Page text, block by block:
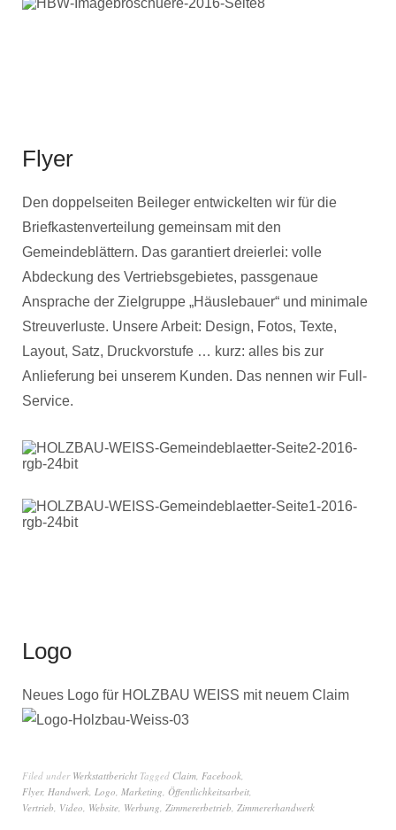
Flyer
Den doppelseiten Beileger entwickelten wir für die
Briefkastenverteilung gemeinsam mit den
Gemeindeblättern. Das garantiert dreierlei: volle
Abdeckung des Vertriebsgebietes, passgenaue
Ansprache der Zielgruppe „Häuslebauer“ und minimale
Streuverluste. Unsere Arbeit: Design, Fotos, Texte,
Layout, Satz, Druckvorstufe … kurz: alles bis zur
Anlieferung bei unserem Kunden. Das nennen wir Full-
Service.
Logo
Neues Logo für HOLZBAU WEISS mit neuem Claim
Filed under Werkstattbericht Tagged Claim, Facebook,
Flyer, Handwerk, Logo, Marketing, Öffentlichkeitsarbeit,
Vertrieb, Video, Website, Werbung, Zimmererbetrieb, Zimmererhandwerk